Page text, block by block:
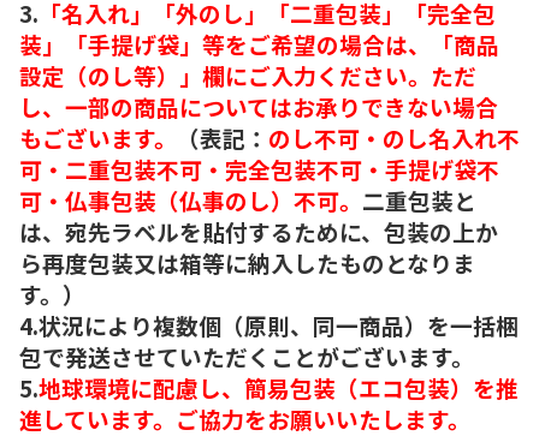
3. 「名入れ」「外のし」「二重包装」「完全包
装」「手提げ袋」等をご希望の場合は、「商品
設定（のし等）」欄にご入力ください。ただ
し、一部の商品についてはお承りできない場合
もございます。
（表記： のし不可・のし名入れ不
可・二重包装不可・完全包装不可・手提げ袋不
可・仏事包装（仏事のし）不可。 二重包装と
は、宛先ラベルを貼付するために、包装の上か
ら再度包装又は箱等に納入したものとなりま
す。）
4.状況により複数個（原則、同一商品）を一括梱
包で発送させていただくことがございます。
5.地球環境に配慮し、簡易包装（エコ包装）を推
進しています。ご協力をお願いいたします。